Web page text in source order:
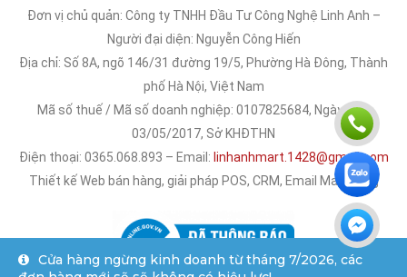
Đơn vị chủ quản: Công ty TNHH Đầu Tư Công Nghệ Linh Anh –
Người đại diện: Nguyễn Công Hiến
Địa chỉ: Số 8A, ngõ 146/31 đường 19/5, Phường Hà Đông, Thành
phố Hà Nội, Việt Nam
Mã số thuế / Mã số doanh nghiệp: 0107825684, Ngày cấp:
03/05/2017, Sở KHĐTHN
Điện thoại: 0365.068.893 – Email: linhanhmart.1428@gmail.com
Thiết kế Web bán hàng, giải pháp POS, CRM, Email Marketing
Cửa hàng ngừng kinh doanh từ tháng 7/2026, các